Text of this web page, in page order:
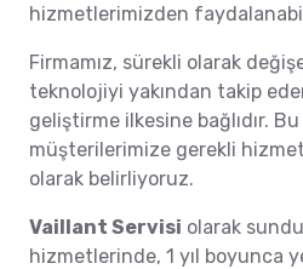
hizmetlerimizden
Firmamız, sürekli olarak
teknolojiyi yakından takip
geliştirme ilkesine bağlıdır.
müşterilerimize gerekli
olarak belirliyoruz.
Vaillant Servisi olarak
hizmetlerinde, 1 yıl boyunca